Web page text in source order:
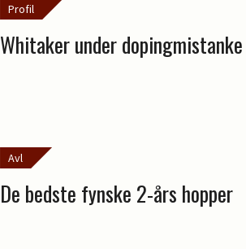
Profil
Whitaker under dopingmistanke
Avl
De bedste fynske 2-års hopper